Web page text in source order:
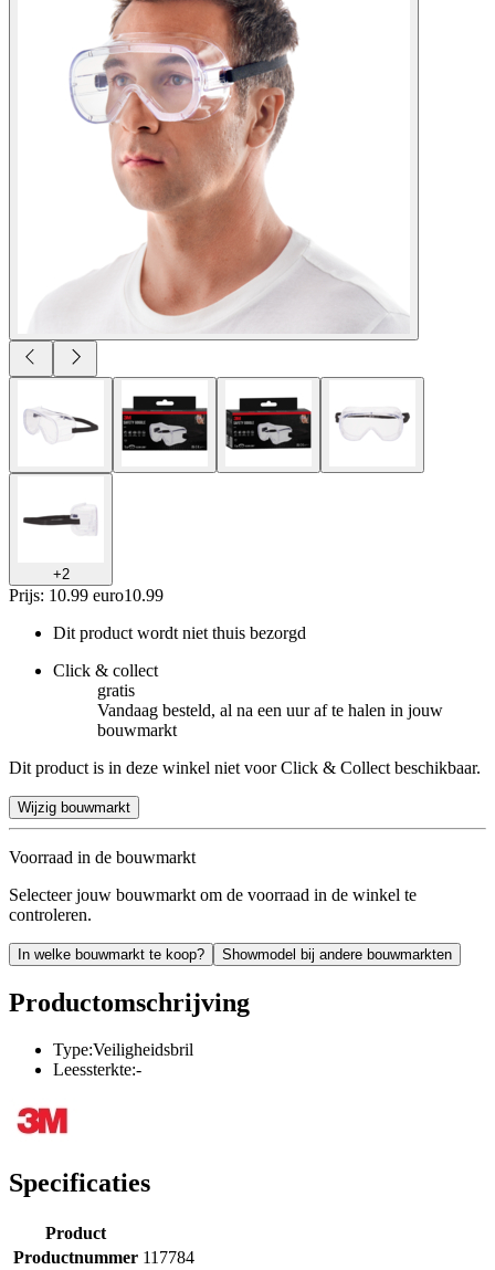
+2
Prijs: 10.99 euro10.99
Dit product wordt niet thuis bezorgd
Click & collect
gratis
Vandaag besteld, al na een uur af te halen in jouw
bouwmarkt
Dit product is in deze winkel niet voor Click & Collect beschikbaar.
Wijzig bouwmarkt
Voorraad in de bouwmarkt
Selecteer jouw bouwmarkt om de voorraad in de winkel te
controleren.
In welke bouwmarkt te koop? Showmodel bij andere bouwmarkten
Productomschrijving
Type:Veiligheidsbril
Leessterkte:-
Specificaties
Product
Productnummer 117784